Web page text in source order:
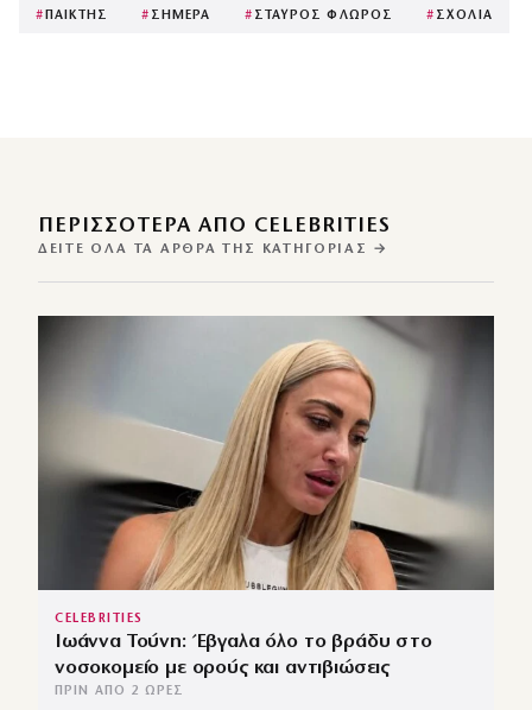
#ΠΑΙΚΤΗΣ # ΣΗΜΕΡΑ # ΣΤΑΥΡΟΣ ΦΛΩΡΟΣ # ΣΧΟΛΙΑ
ΠΕΡΙΣΣΌΤΕΡΑ ΑΠΌ CELEBRITIES
ΔΕΊΤΕ ΌΛΑ ΤΑ ΆΡΘΡΑ ΤΗΣ ΚΑΤΗΓΟΡΊΑΣ →
CELEBRITIES
Ιωάννα Τούνη: Έβγαλα όλο το βράδυ στο
νοσοκομείο με ορούς και αντιβιώσεις
ΠΡΙΝ ΑΠΌ 2 ΏΡΕΣ